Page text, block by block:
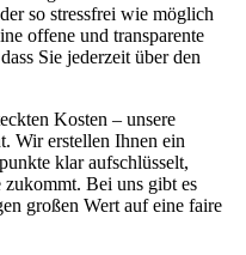
so stressfrei wie möglich
offene und transparente
Sie jederzeit über den
Kosten – unsere
Wir erstellen Ihnen ein
klar aufschlüsselt,
zukommt. Bei uns gibt es
großen Wert auf eine faire